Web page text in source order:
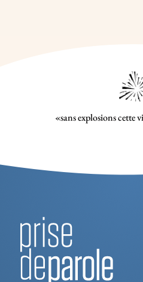
«sans explosions cette
Robert